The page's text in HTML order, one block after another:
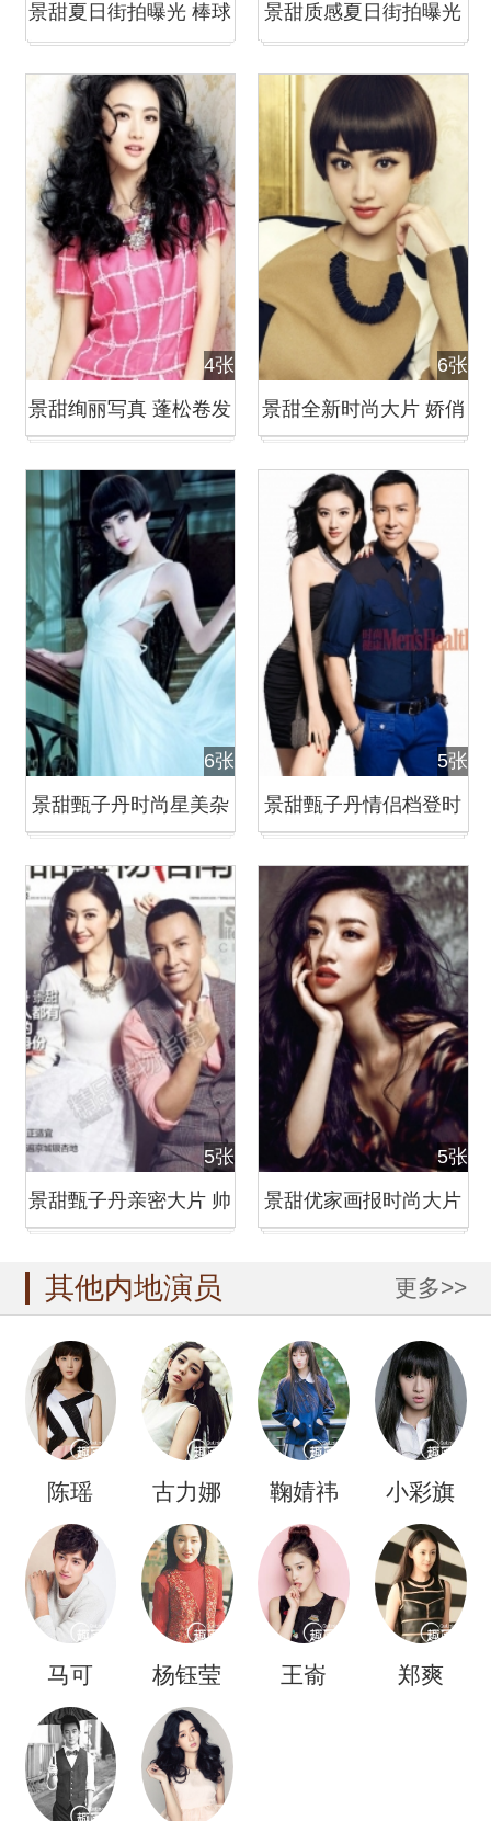
景甜夏日街拍曝光 棒球
景甜质感夏日街拍曝光
4张
景甜绚丽写真 蓬松卷发
6张
景甜全新时尚大片 娇俏
6张
景甜甄子丹时尚星美杂
5张
景甜甄子丹情侣档登时
5张
景甜甄子丹亲密大片 帅
5张
景甜优家画报时尚大片
其他内地演员 更多>>
陈瑶 古力娜
扎
鞠婧祎 小彩旗
马可 杨钰莹 王嵛 郑爽